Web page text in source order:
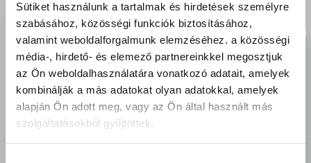
Sütiket használunk a tartalmak és hirdetések személyre
szabásához, közösségi funkciók biztosításához,
valamint weboldalforgalmunk elemzéséhez. a közösségi
média-, hirdető- és elemező partnereinkkel megosztjuk
az Ön weboldalhasználatára vonatkozó adatait, amelyek
kombinálják a más adatokat olyan adatokkal, amelyek
alapján Ön adott meg, vagy az Ön által használt más
szolgáltatásokból gyűjtöttek.
beltérben fémfelületek alapozó festésére
használható. A festék kiadós, kiváló
fedőképességű, jól szórható, könnyen ecsetelhető,
cseppmentes és gyorsan száradó. Kiváló
minőségű, rugalmas és tartós bevonatot ad.
Megfelelő kivitelezés és rétegvastagság esetén a
bevonat élettartama – fedőfestés nélkül –